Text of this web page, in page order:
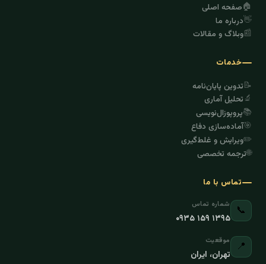
🏠صفحه اصلی
👋درباره ما
📰وبلاگ و مقالات
خدمات
📝تدوین پایان‌نامه
🔬تحلیل آماری
📚پروپوزال‌نویسی
🎯آماده‌سازی دفاع
✏️ویرایش و غلط‌گیری
🌐ترجمه تخصصی
تماس با ما
📞 شماره تماس
۰۹۳۵ ۱۵۹ ۱۳۹۵
📍 موقعیت
تهران، ایران